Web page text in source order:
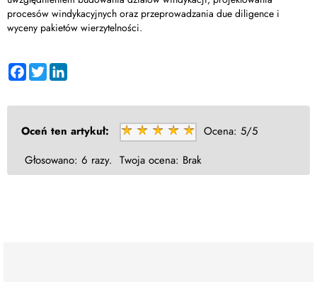
procesów windykacyjnych oraz przeprowadzania due diligence i
wyceny pakietów wierzytelności.
Facebook
Twitter
Oceń ten artykuł: Ocena: 5/5
Głosowano: 6 razy. Twoja ocena: Brak